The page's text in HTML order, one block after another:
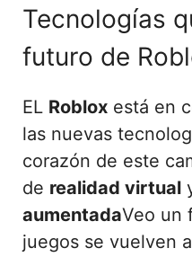
Tecnologías
futuro de
EL Roblox está en
las nuevas
corazón de este
de realidad virtual
aumentadaVeo un
juegos se vuelven